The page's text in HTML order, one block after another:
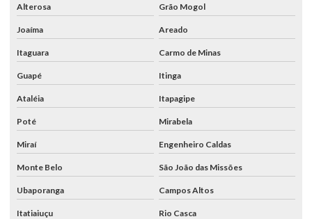
Alterosa Grão Mogol
Joaíma Areado
Itaguara Carmo de Minas
Guapé Itinga
Ataléia Itapagipe
Poté Mirabela
Miraí Engenheiro Caldas
Monte Belo São João das Missões
Ubaporanga Campos Altos
Itatiaiuçu Rio Casca